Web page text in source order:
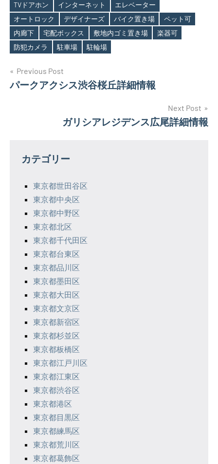
Tags
TVドアホン
インターネット
エレベーター
オートロック
デザイナーズ バイク置き場
ペット可
内廊下
宅配ボックス 敷地内ゴミ置き場
楽器可
防犯カメラ
駐車場 駐輪場
投
稿
ー
Previous Post
パークアクシス渋谷桜丘詳細情報
Next Post
ガリシアレジデンス広尾詳細情報
カテゴリー
東京都世田谷区
東京都中央区
東京都中野区
東京都北区
東京都千代田区
東京都台東区
東京都品川区
東京都墨田区
東京都大田区
東京都文京区
東京都新宿区
東京都杉並区
東京都板橋区
東京都江戸川区
東京都江東区
東京都渋谷区
東京都港区
東京都目黒区
東京都練馬区
東京都荒川区
東京都葛飾区